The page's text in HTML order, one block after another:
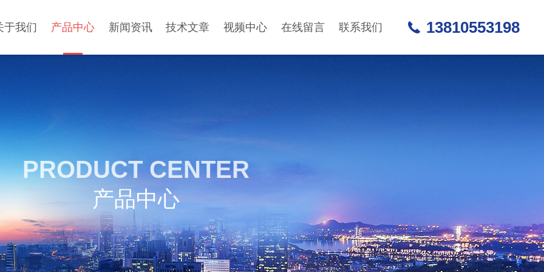
于我们 产品中心 新闻资讯 技术文章 视频中心 在线留言 联系我们 13810553198
PRODUCT CENTER
产品中心